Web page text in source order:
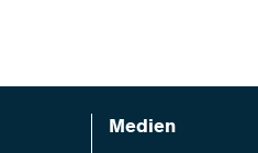
Medien